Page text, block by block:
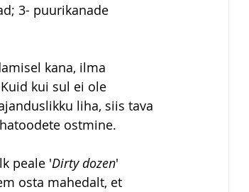
3- puurikanade
kana, ilma
kui sul ei ole
liha, siis tava
ostmine.
peale 'Dirty dozen'
osta mahedalt, et